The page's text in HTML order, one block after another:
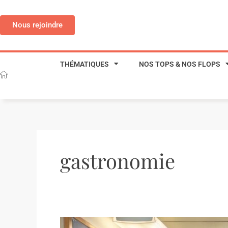
contenu
Nous rejoindre
THÉMATIQUES NOS TOPS & NOS FLOPS
gastronomie